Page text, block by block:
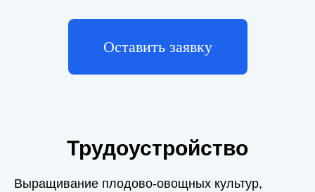
Оставить заявку
Трудоустройство
Выращивание плодово-овощных культур,